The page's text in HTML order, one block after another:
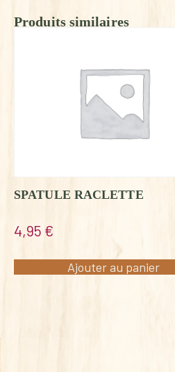
Produits similaires
SPATULE RACLETTE
4,95 €
Ajouter au panier